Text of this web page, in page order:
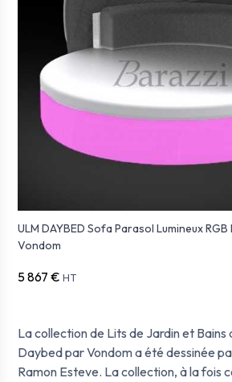
La collection de Lits de Jardin et Bains
Daybed par Vondom a été dessinée
Ramon Esteve. La collection, à la fois
ULM DAYBED Sofa Parasol Lumineux
Vondom
5 867 € HT